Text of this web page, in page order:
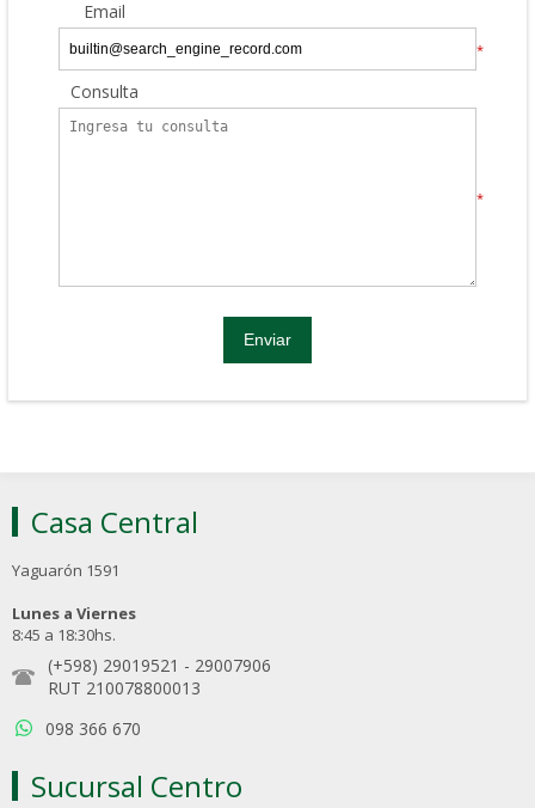
Email
*
Consulta
*
Casa Central
Yaguarón 1591
Lunes a Viernes
8:45 a 18:30hs.
(+598) 29019521 - 29007906
RUT 210078800013
098 366 670
Sucursal Centro